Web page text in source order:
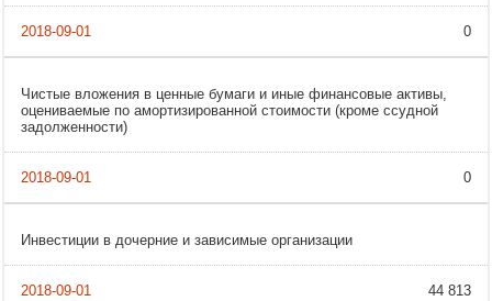
0
Чистые вложения в ценные бумаги и иные финансовые активы,
оцениваемые по амортизированной стоимости (кроме ссудной
задолженности)
0
Инвестиции в дочерние и зависимые организации
44 813